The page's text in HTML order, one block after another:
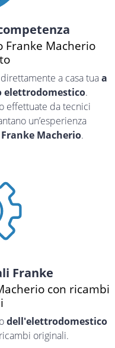
Franke Macherio
a casa tuaa
elettrodomestico.
effettuate da tecnici
un’esperienza
Macherio.
Franke
con ricambi
dell'elettrodomestico
originali.